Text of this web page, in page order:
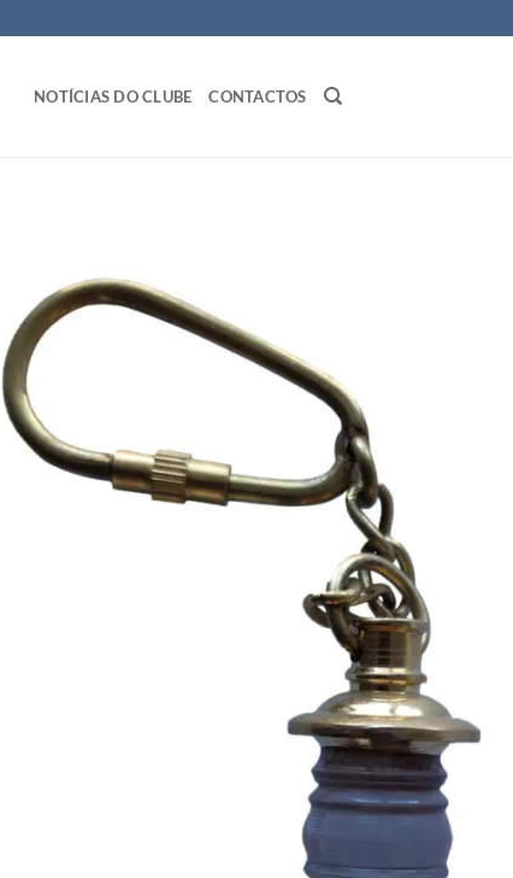
NOTÍCIAS DO CLUBE CONTACTOS